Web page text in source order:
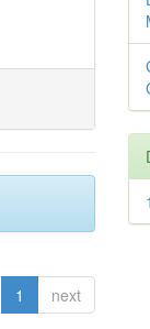
1 next